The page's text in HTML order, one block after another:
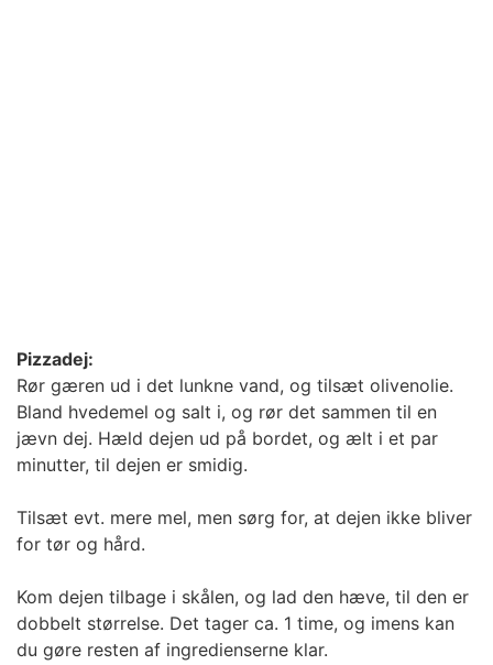
Pizzadej:
Rør gæren ud i det lunkne vand, og tilsæt olivenolie.
Bland hvedemel og salt i, og rør det sammen til en
jævn dej. Hæld dejen ud på bordet, og ælt i et par
minutter, til dejen er smidig.
Tilsæt evt. mere mel, men sørg for, at dejen ikke bliver
for tør og hård.
Kom dejen tilbage i skålen, og lad den hæve, til den er
dobbelt størrelse. Det tager ca. 1 time, og imens kan
du gøre resten af ingredienserne klar.